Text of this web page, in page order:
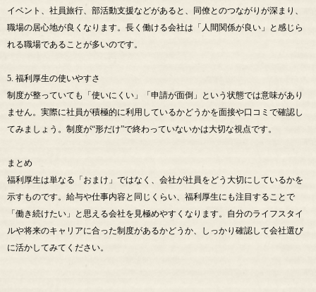
イベント、社員旅行、部活動支援などがあると、同僚とのつながりが深まり、
職場の居心地が良くなります。長く働ける会社は「人間関係が良い」と感じら
れる職場であることが多いのです。
5. 福利厚生の使いやすさ
制度が整っていても「使いにくい」「申請が面倒」という状態では意味があり
ません。実際に社員が積極的に利用しているかどうかを面接や口コミで確認し
てみましょう。制度が“形だけ”で終わっていないかは大切な視点です。
まとめ
福利厚生は単なる「おまけ」ではなく、会社が社員をどう大切にしているかを
示すものです。給与や仕事内容と同じくらい、福利厚生にも注目することで
「働き続けたい」と思える会社を見極めやすくなります。自分のライフスタイ
ルや将来のキャリアに合った制度があるかどうか、しっかり確認して会社選び
に活かしてみてください。